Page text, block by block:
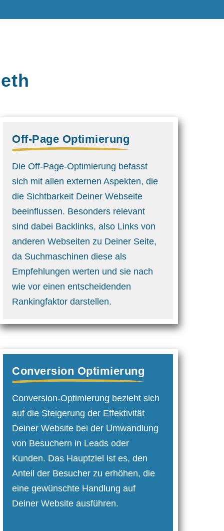
Off-Page Optimierung
Die Off-Page-Optimierung befasst
sich mit allen externen Aspekten, die
die Sichtbarkeit Deiner Webseite
beeinflussen. Besonders relevant
sind dabei Backlinks, also Links von
anderen Webseiten zu Deiner Seite,
da Suchmaschinen diese als
Empfehlungen werten und sie nach
wie vor einen entscheidenden
Rankingfaktor darstellen.
Conversion Optimierung
Conversion-Optimierung bezieht sich
auf die Steigerung der Effektivität
Deiner Website bei der Umwandlung
von Besuchern in Leads oder
Kunden. Das Hauptziel ist es, den
Anteil der Besucher zu erhöhen, die
eine gewünschte Handlung auf
Deiner Website ausführen.